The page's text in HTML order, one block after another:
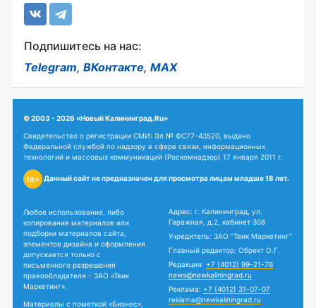
Подпишитесь на нас:
Telegram, ВКонтакте, MAX
© 2003 - 2026 «Новый Калининград.Ru»
Свидетельство о регистрации СМИ: Эл № ФС77-43520, выдано
Федеральной службой по надзору в сфере связи, информационных
технологий и массовых коммуникаций (Роскомнадзор) 17 января 2011 г.
18+ Данный сайт не предназначен для просмотра лицам младше 18 лет.
Любое использование, либо
копирование материалов или
подборки материалов сайта,
элементов дизайна и оформления
допускается только с
письменного разрешения
правообладателя - ЗАО «Твик
Маркетинг».
Материалы с пометкой «Бизнес»,
Адрес: г. Калининград, ул.
Гаражная, д.2, кабинет 308
Учредитель: ЗАО "Твик Маркетинг"
Главный редактор: Обрехт О.Г.
Редакция: +7 (4012) 99-21-76
news@newkaliningrad.ru
Реклама: +7 (4012) 31-07-07
reklama@newkaliningrad.ru